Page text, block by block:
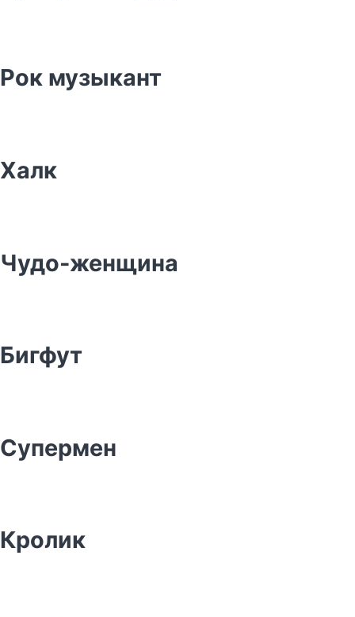
Рок музыкант
Халк
Чудо-женщина
Бигфут
Супермен
Кролик